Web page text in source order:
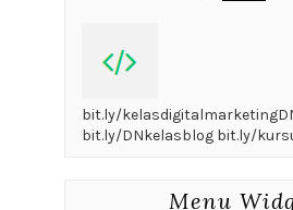
bit.ly/
bit.ly/DNkelasblog bit.ly/
Menu